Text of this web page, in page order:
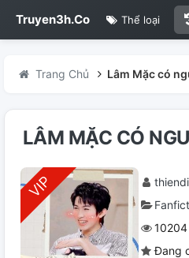
Truyen3h.Co Thể loại
Trang Chủ Lâm Mặc có
LÂM MẶC CÓ
10204
Đang